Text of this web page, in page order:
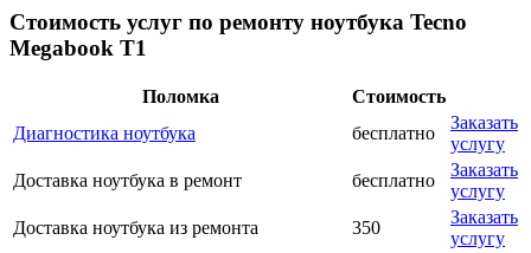
Стоимость услуг по ремонту ноутбука Tecno
Megabook T1
Поломка
Стоимость
Диагностика ноутбука
бесплатно
Заказать
услугу
Доставка ноутбука в ремонт
бесплатно
Заказать
услугу
Доставка ноутбука из ремонта
350
Заказать
услугу